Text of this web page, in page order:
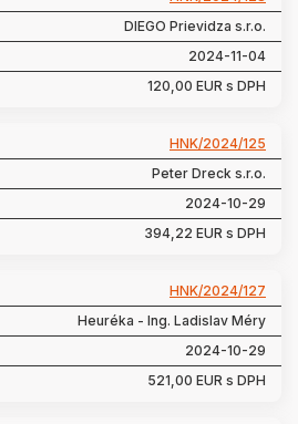
DIEGO Prievidza s.r.o.
2024-11-04
120,00 EUR s DPH
HNK/2024/125
Peter Dreck s.r.o.
2024-10-29
394,22 EUR s DPH
HNK/2024/127
Heuréka - Ing. Ladislav Méry
2024-10-29
521,00 EUR s DPH